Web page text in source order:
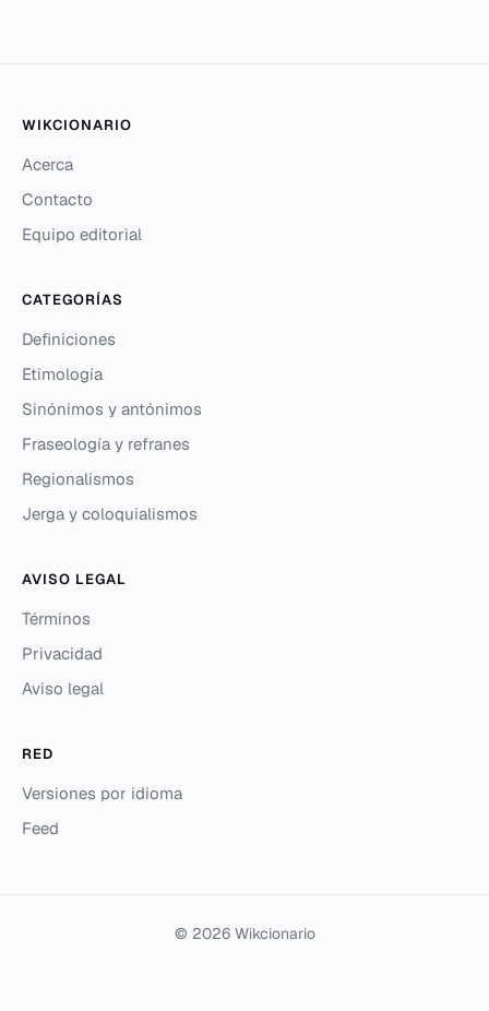
WIKCIONARIO
Acerca
Contacto
Equipo editorial
CATEGORÍAS
Definiciones
Etimología
Sinónimos y antónimos
Fraseología y refranes
Regionalismos
Jerga y coloquialismos
AVISO LEGAL
Términos
Privacidad
Aviso legal
RED
Versiones por idioma
Feed
© 2026 Wikcionario